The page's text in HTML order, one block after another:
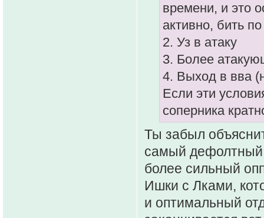
времени, и это
активно, бить
2. Уз в атаку
3. Более
4. Выход в вва
Если эти
соперника
Ты забыл
самый дефолтный
более сильный
Ишки с Лками,
и оптимальный